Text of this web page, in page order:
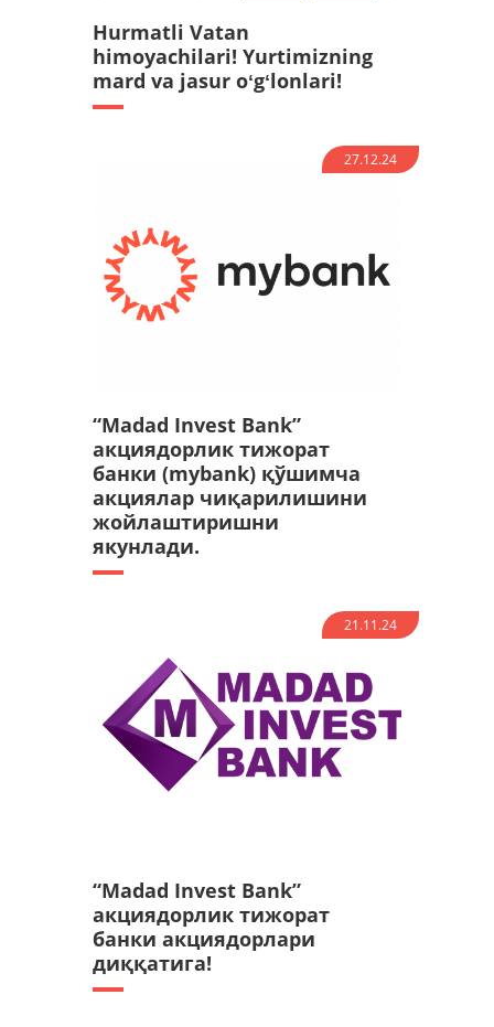
Hurmatli Vatan
himoyachilari! Yurtimizning
mard va jasur oʻgʻlonlari!
27.12.24
“Madad Invest Bank”
акциядорлик тижорат
банки (mybank) қўшимча
акциялар чиқарилишини
жойлаштиришни
якунлади.
21.11.24
“Madad Invest Bank”
акциядорлик тижорат
банки акциядорлари
диққатига!